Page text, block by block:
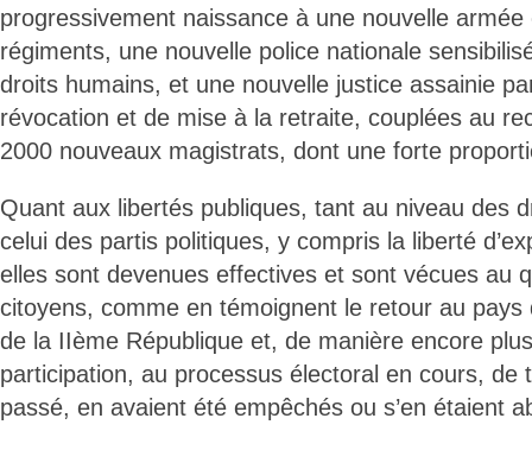
progressivement naissance à une nouvelle armée
régiments, une nouvelle police nationale
droits humains, et une nouvelle justice assainie
révocation et de mise à la retraite, couplées au
2000 nouveaux magistrats, dont une forte
Quant aux libertés publiques, tant au niveau des
celui des partis politiques, y compris la liberté
elles sont devenues effectives et sont vécues au
citoyens, comme en témoignent le retour au pays
de la IIème République et, de manière encore
participation, au processus électoral en cours, de
passé, en avaient été empêchés ou s’en étaient